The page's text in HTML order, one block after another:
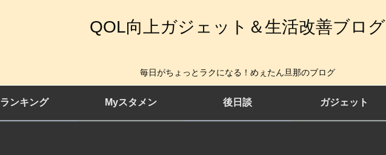
QOL向上ガジェット＆生活改善ブログ
毎日がちょっとラクになる！めぇたん旦那のブログ
ランキング Myスタメン 後日談 ガジェット